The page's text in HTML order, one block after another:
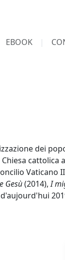
EBOOK
dei
cattolica
Vaticano
Gesù(2014),I